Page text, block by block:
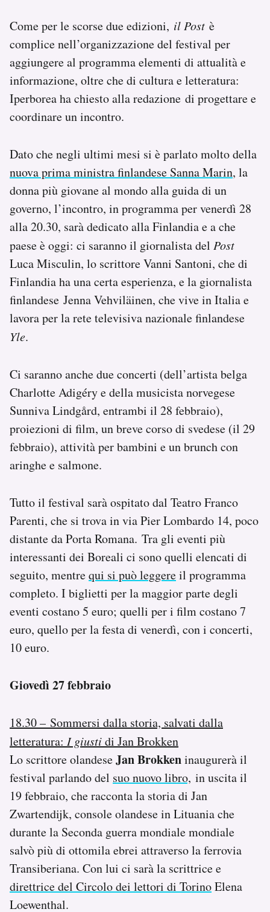
Come per le scorse due edizioni, il Post è
complice nell’organizzazione del festival per
aggiungere al programma elementi di attualità e
informazione, oltre che di cultura e letteratura:
Iperborea ha chiesto alla redazione di progettare e
coordinare un incontro.
Dato che negli ultimi mesi si è parlato molto della
nuova prima ministra finlandese Sanna Marin, la
donna più giovane al mondo alla guida di un
governo, l’incontro, in programma per venerdì 28
alla 20.30, sarà dedicato alla Finlandia e a che
paese è oggi: ci saranno il giornalista del Post
Luca Misculin, lo scrittore Vanni Santoni, che di
Finlandia ha una certa esperienza, e la giornalista
finlandese Jenna Vehviläinen, che vive in Italia e
lavora per la rete televisiva nazionale finlandese
Yle.
Ci saranno anche due concerti (dell’artista belga
Charlotte Adigéry e della musicista norvegese
Sunniva Lindgård, entrambi il 28 febbraio),
proiezioni di film, un breve corso di svedese (il 29
febbraio), attività per bambini e un brunch con
aringhe e salmone.
Tutto il festival sarà ospitato dal Teatro Franco
Parenti, che si trova in via Pier Lombardo 14, poco
distante da Porta Romana. Tra gli eventi più
interessanti dei Boreali ci sono quelli elencati di
seguito, mentrequi si può leggereil programma
completo. I biglietti per la maggior parte degli
eventi costano 5 euro; quelli per i film costano 7
euro, quello per la festa di venerdì, con i concerti,
10 euro.
Giovedì 27 febbraio
18.30 – Sommersi dalla storia, salvati dalla
letteratura: I giustidi Jan Brokken
Lo scrittore olandeseJan Brokkeninaugurerà il
festival parlando del suo nuovo libro, in uscita il
19 febbraio, che racconta la storia di Jan
Zwartendijk, console olandese in Lituania che
durante la Seconda guerra mondiale mondiale
salvò più di ottomila ebrei attraverso la ferrovia
Transiberiana. Con lui ci sarà la scrittrice e
direttrice del Circolo dei lettori di TorinoElena
Loewenthal.